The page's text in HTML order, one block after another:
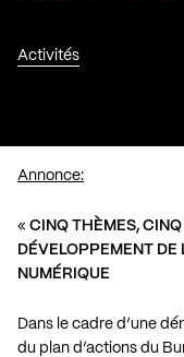
Activités
Annonce:
« CINQ THÈMES,
DÉVELOPPEMENT
NUMÉRIQUE
Dans le cadre d’une
du plan d’actions du